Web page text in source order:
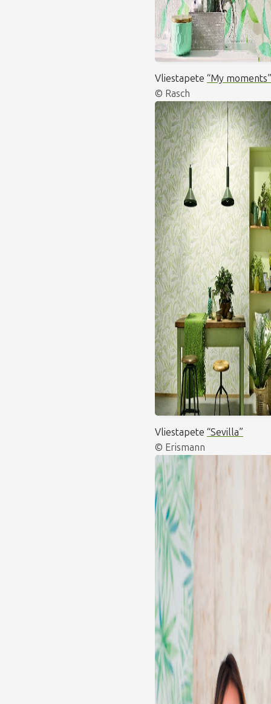
Vliestapete “My moments”
© Rasch
Vliestapete “Sevilla”
© Erismann